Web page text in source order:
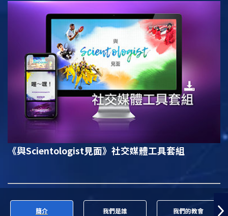
《與Scientologist見面》 社交媒體工具套組
簡介 我們是誰 我們的教會